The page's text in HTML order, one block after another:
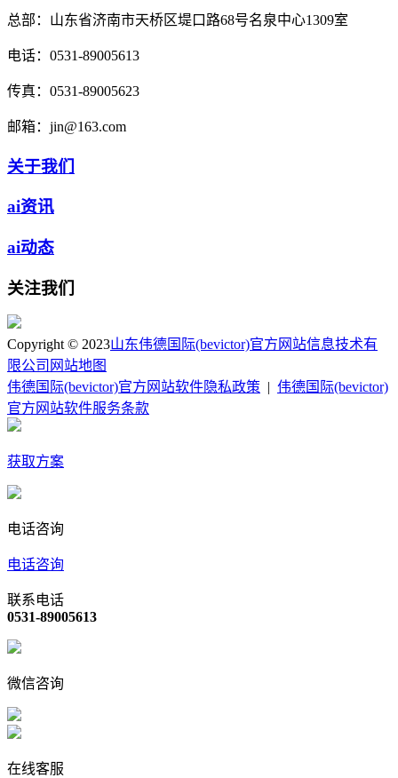
总部： 山东省济南市天桥区堤口路68号名泉中心1309室
电话： 0531-89005613
传真： 0531-89005623
邮箱： jin@163.com
关于我们
ai资讯
ai动态
关注我们
Copyright © 2023山东伟德国际(bevictor)官方网站信息技术有
限公司 网站地图
伟德国际(bevictor)官方网站软件隐私政策
伟德国际(bevictor)
官方网站软件服务条款
获取方案
电话咨询
电话咨询
联系电话
0531-89005613
微信咨询
在线客服